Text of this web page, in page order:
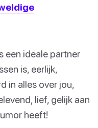
een ideale partner
is, eerlijk,
in alles over jou,
lief, gelijk aan
heeft!